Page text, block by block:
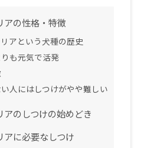
アの性格・特徴
アという犬種の歴史
も元気で活発
人にはしつけがやや難しい
のしつけの始めどき
アに必要なしつけ